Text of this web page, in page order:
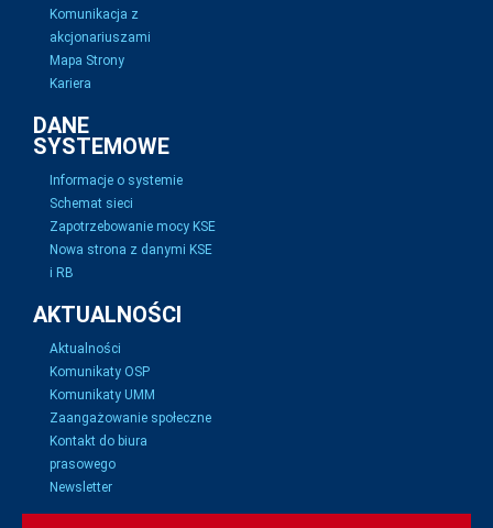
Komunikacja z
akcjonariuszami
Mapa Strony
Kariera
DANE
SYSTEMOWE
Informacje o systemie
Schemat sieci
Zapotrzebowanie mocy KSE
Nowa strona z danymi KSE
i RB
AKTUALNOŚCI
Aktualności
Komunikaty OSP
Komunikaty UMM
Zaangażowanie społeczne
Kontakt do biura
prasowego
Newsletter